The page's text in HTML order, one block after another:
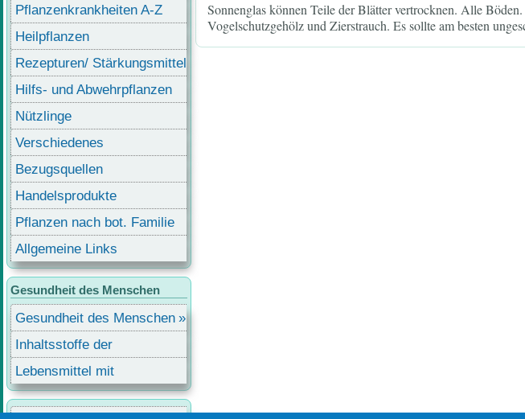
Sonnenglas können Teile der Blätter vertrocknen. Alle
Vogelschutzgehölz und Zierstrauch. Es sollte am besten
Pflanzenkrankheiten A-Z
Heilpflanzen
Rezepturen/ Stärkungsmittel
Hilfs- und Abwehrpflanzen
Nützlinge
Verschiedenes
Bezugsquellen
Handelsprodukte
Pflanzen nach bot. Familie
Allgemeine Links
Gesundheit des Menschen
Gesundheit des Menschen
Inhaltsstoffe der
Lebensmittel
Lebensmittel mit
Inhaltsstoffen
Benutzermenü